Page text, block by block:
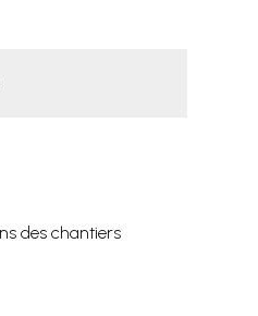
des chantiers